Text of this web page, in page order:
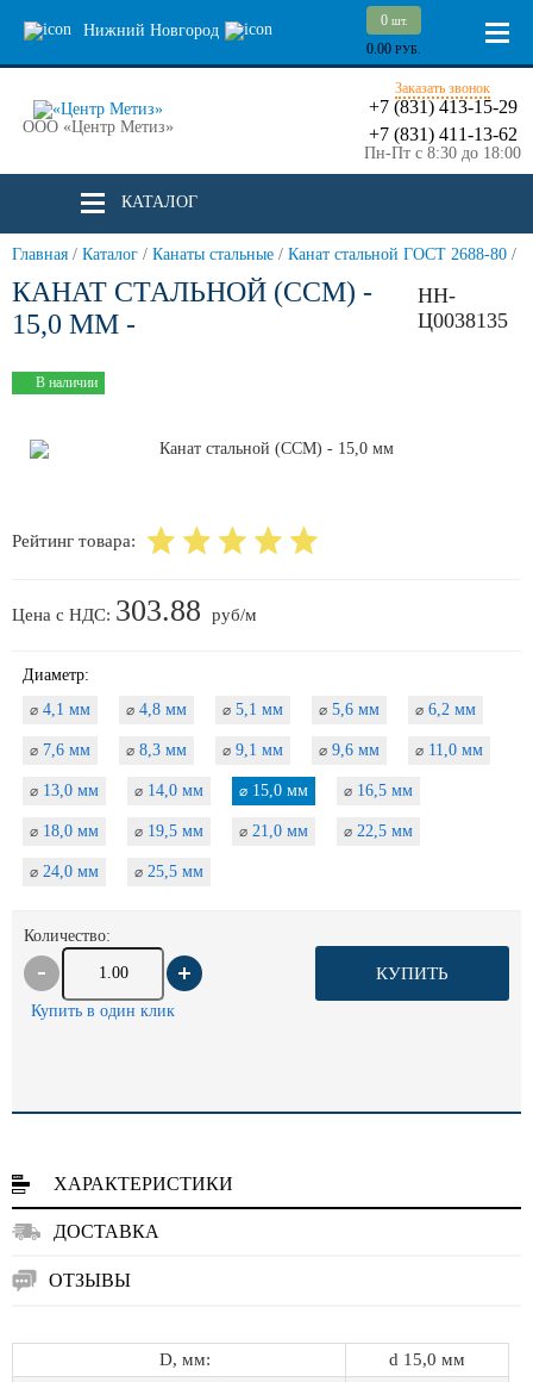
Нижний Новгород
0 шт.
0.00 РУБ.
ООО «Центр Метиз»
Заказать звонок
+7 (831) 413-15-29
+7 (831) 411-13-62
Пн-Пт с 8:30 до 18:00
КАТАЛОГ
Главная / Каталог / Канаты стальные / Канат стальной ГОСТ 2688-80 /
КАНАТ СТАЛЬНОЙ (ССМ) -
15,0 ММ -
НН-
Ц0038135
В наличии
Рейтинг товара:
Цена с НДС: 303.88 руб/м
Диаметр:
⌀ 4,1 мм ⌀ 4,8 мм ⌀ 5,1 мм ⌀ 5,6 мм ⌀ 6,2 мм
⌀ 7,6 мм ⌀ 8,3 мм ⌀ 9,1 мм ⌀ 9,6 мм ⌀ 11,0 мм
⌀ 13,0 мм ⌀ 14,0 мм ⌀ 15,0 мм ⌀ 16,5 мм
⌀ 18,0 мм ⌀ 19,5 мм ⌀ 21,0 мм ⌀ 22,5 мм
⌀ 24,0 мм ⌀ 25,5 мм
Количество:
КУПИТЬ
Купить в один клик
ХАРАКТЕРИСТИКИ
ДОСТАВКА
ОТЗЫВЫ
D, мм:
d 15,0 мм